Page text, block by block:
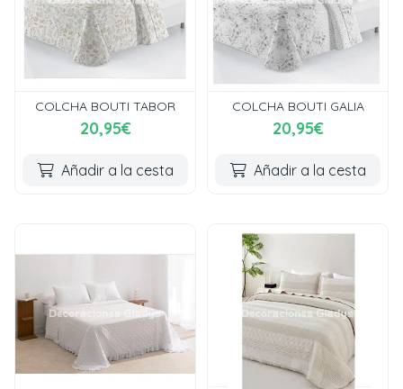
COLCHA BOUTI TABOR
20,95€
Añadir a la cesta
COLCHA BOUTI GALIA
20,95€
Añadir a la cesta